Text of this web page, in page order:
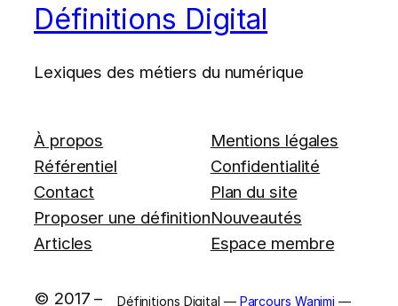
Définitions Digital
Lexiques des métiers du numérique
À propos
Référentiel
Contact
Proposer une définition
Articles
Mentions légales
Confidentialité
Plan du site
Nouveautés
Espace membre
© 2017 – Définitions Digital — Parcours Wanimi —